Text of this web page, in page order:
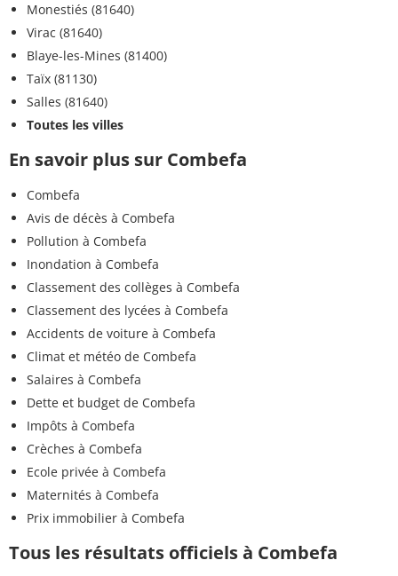
Monestiés (81640)
Virac (81640)
Blaye-les-Mines (81400)
Taïx (81130)
Salles (81640)
Toutes les villes
En savoir plus sur Combefa
Combefa
Avis de décès à Combefa
Pollution à Combefa
Inondation à Combefa
Classement des collèges à Combefa
Classement des lycées à Combefa
Accidents de voiture à Combefa
Climat et météo de Combefa
Salaires à Combefa
Dette et budget de Combefa
Impôts à Combefa
Crèches à Combefa
Ecole privée à Combefa
Maternités à Combefa
Prix immobilier à Combefa
Tous les résultats officiels à Combefa